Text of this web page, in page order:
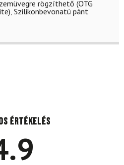
rögzíthető (OTG
, Szilikonbevonatú pánt
értékelés